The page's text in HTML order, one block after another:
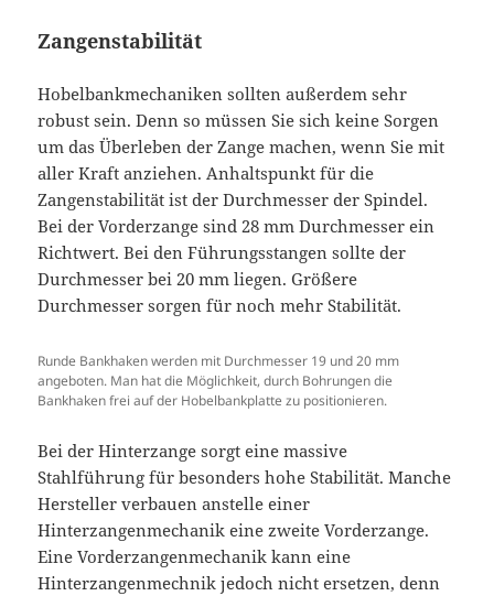
Zangenstabilität
Hobelbankmechaniken sollten außerdem sehr
robust sein. Denn so müssen Sie sich keine Sorgen
um das Überleben der Zange machen, wenn Sie mit
aller Kraft anziehen. Anhaltspunkt für die
Zangenstabilität ist der Durchmesser der Spindel.
Bei der Vorderzange sind 28 mm Durchmesser ein
Richtwert. Bei den Führungsstangen sollte der
Durchmesser bei 20 mm liegen. Größere
Durchmesser sorgen für noch mehr Stabilität.
Runde Bankhaken werden mit Durchmesser 19 und 20 mm
angeboten. Man hat die Möglichkeit, durch Bohrungen die
Bankhaken frei auf der Hobelbankplatte zu positionieren.
Bei der Hinterzange sorgt eine massive
Stahlführung für besonders hohe Stabilität. Manche
Hersteller verbauen anstelle einer
Hinterzangenmechanik eine zweite Vorderzange.
Eine Vorderzangenmechanik kann eine
Hinterzangenmechnik jedoch nicht ersetzen, denn